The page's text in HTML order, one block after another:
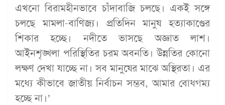
এখনো বিরামহীনভাবে চাঁদাবাজি চলছে। একই সঙ্গে
চলছে মামলা-বাণিজ্য। প্রতিদিন মানুষ হত্যাকাণ্ডের
শিকার হচ্ছে। নদীতে ভাসছে অজ্ঞাত লাশ।
আইনশৃঙ্খলা পরিস্থিতির চরম অবনতি। উন্নতির কোনো
লক্ষণ দেখা যাচ্ছে না। সব মানুষের মাঝে অস্থিরতা। এর
মধ্যে কীভাবে জাতীয় নির্বাচন সম্ভব, আমার বোধগম্য
হচ্ছে না।’